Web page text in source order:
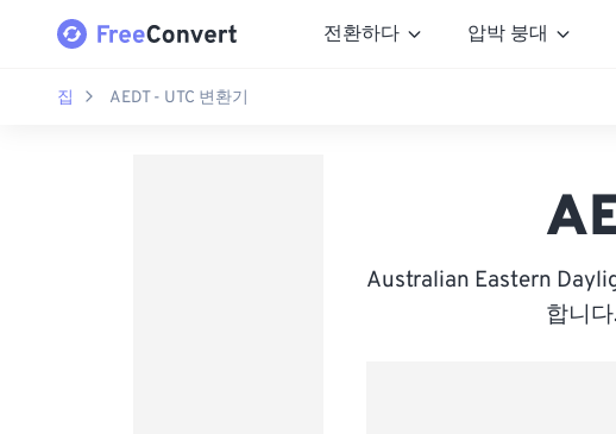
전환하다 압박 붕대
집 AEDT - UTC 변환기
Australian Eastern
합니